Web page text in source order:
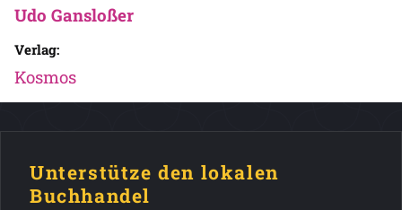
Udo Gansloßer
Verlag:
Kosmos
Unterstütze den lokalen
Buchhandel